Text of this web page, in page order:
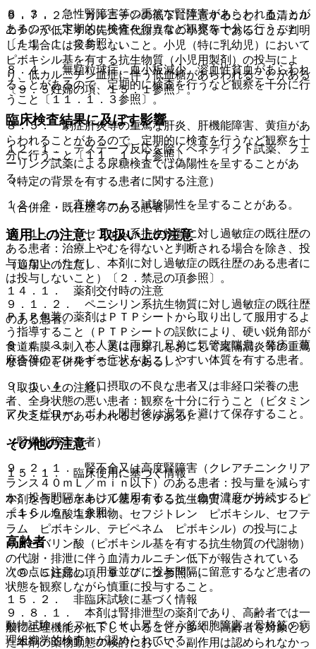
９．７．２． カルニチンの低下に注意すること。血清カル
ニチンが低下する先天性代謝異常の小児等であることが判明
した場合には投与しないこと。小児（特に乳幼児）において
ピボキシル基を有する抗生物質（小児用製剤）の投与によ
り、低カルニチン血症に伴う低血糖があらわれることがある
〔９．５妊婦の項、１５．１参照〕。
臨床検査結果に及ぼす影響
１２．１． テステープ反応を除くベネディクト試薬、フェ
ーリング試薬による尿糖検査では偽陽性を呈することがあ
る。
１２．２． 直接クームス試験陽性を呈することがある。
適用上の注意、取扱い上の注意
（適用上の注意）
１４．１． 薬剤交付時の注意
ＰＴＰ包装の薬剤はＰＴＰシートから取り出して服用するよ
う指導すること（ＰＴＰシートの誤飲により、硬い鋭角部が
食道粘膜へ刺入し、更には穿孔をおこして縦隔洞炎等の重篤
な合併症を併発することがある）。
（取扱い上の注意）
アルミピロー、ボトル開封後は湿気を避けて保存すること。
その他の注意
１５．１． 臨床使用に基づく情報
本剤を含むピボキシル基を有する抗生物質（セフカペン ピ
ボキシル塩酸塩水和物、セフジトレン ピボキシル、セフテ
ラム ピボキシル、テビペネム ピボキシル）の投与によ
り、ピバリン酸（ピボキシル基を有する抗生物質の代謝物）
の代謝・排泄に伴う血清カルニチン低下が報告されている
〔９．５妊婦の項、９．７．２参照〕。
１５．２． 非臨床試験に基づく情報
動物試験（イヌ）でＣＫ上昇を伴う筋細胞障害（骨格筋の病
理組織学的検査）が認められている。
８．３． 急性腎障害等の重篤な腎障害があらわれることが
あるので、定期的に検査を行うなど観察を十分に行うこと
〔１１．１．２参照〕。
８．４． 無顆粒球症、血小板減少、溶血性貧血があらわれ
ることがあるので、定期的に検査を行うなど観察を十分に行
うこと〔１１．１．３参照〕。
８．５． 劇症肝炎等の重篤な肝炎、肝機能障害、黄疸があ
らわれることがあるので、定期的に検査を行うなど観察を十
分に行うこと〔１１．１．７参照〕。
（特定の背景を有する患者に関する注意）
（合併症・既往歴等のある患者）
９．１．１． セフェム系抗生物質に対し過敏症の既往歴の
ある患者：治療上やむを得ないと判断される場合を除き、投
与しない（ただし、本剤に対し過敏症の既往歴のある患者に
は投与しないこと）〔２．禁忌の項参照〕。
９．１．２． ペニシリン系抗生物質に対し過敏症の既往歴
のある患者。
９．１．３． 本人又は両親、兄弟に気管支喘息、発疹、蕁
麻疹等のアレルギー症状を起こしやすい体質を有する患者。
９．１．４． 経口摂取の不良な患者又は非経口栄養の患
者、全身状態の悪い患者：観察を十分に行うこと（ビタミン
Ｋ欠乏症状があらわれることがある）。
（腎機能障害患者）
９．２．１． 腎不全又は高度腎障害（クレアチニンクリア
ランス４０ｍＬ／ｍｉｎ以下）のある患者：投与量を減らす
か、投与間隔をあけて使用すること（血中濃度が持続する）
〔１６．６．１参照〕。
高齢者
次の点に注意し、用量並びに投与間隔に留意するなど患者の
状態を観察しながら慎重に投与すること。
９．８．１． 本剤は腎排泄型の薬剤であり、高齢者では一
般に生理機能が低下していることが多く、高齢者を対象とし
た本剤の薬物動態の検討において、副作用は認められなかっ